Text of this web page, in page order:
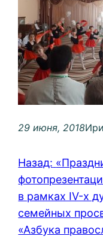
29 июня, 2018
Назад:
в рамках IV-х
семейных
«Азбука